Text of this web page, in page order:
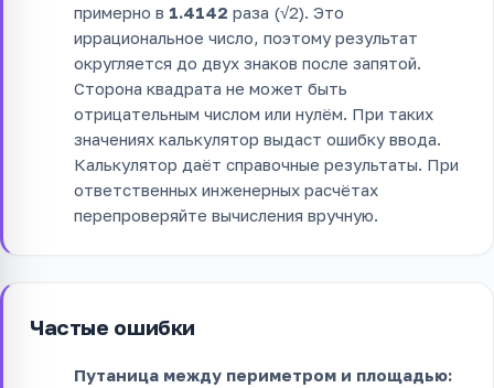
примерно в 1.4142 раза (√2). Это
иррациональное число, поэтому результат
округляется до двух знаков после запятой.
Сторона квадрата не может быть
отрицательным числом или нулём. При таких
значениях калькулятор выдаст ошибку ввода.
Калькулятор даёт справочные результаты. При
ответственных инженерных расчётах
перепроверяйте вычисления вручную.
Частые ошибки
Путаница между периметром и площадью: